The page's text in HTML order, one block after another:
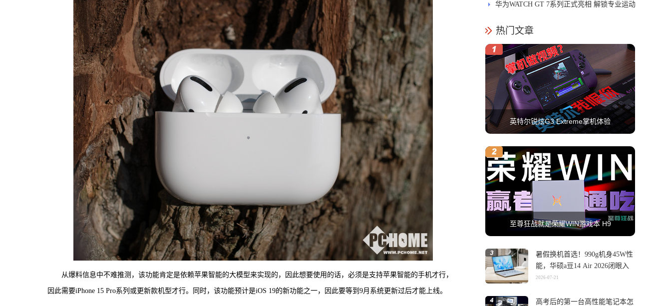
从爆料信息中不难推测，该功能肯定是依赖苹果智能的大模型来实现的，因此想要使用的话，必须是支持苹果智能的手机才行，
因此需要iPhone 15 Pro系列或更新款机型才行。同时，该功能预计是iOS 19的新功能之一，因此要等到9月系统更新过后才能上线。
录
华为WATCH GT 7系列正式亮相 解锁专业运动
热门文章
英特尔锐炫G3 Extreme掌机体验
至尊狂战就是荣耀WIN游戏本 H9
暑假换机首选！990g机身45W性
能，华硕a豆14 Air 2026闭眼入
2026-07-21
高考后的第一台高性能笔记本怎